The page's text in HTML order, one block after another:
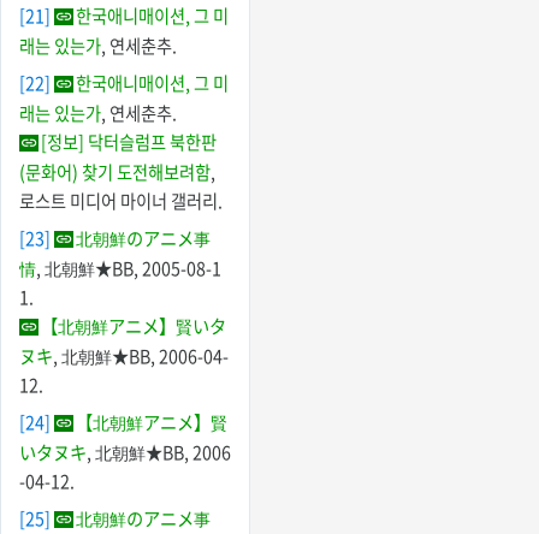
[21]
한국애니매이션, 그 미
래는 있는가, 연세춘추.
[22]
한국애니매이션, 그 미
래는 있는가, 연세춘추.
[정보] 닥터슬럼프 북한판
(문화어) 찾기 도전해보려함,
로스트 미디어 마이너 갤러리.
[23]
北朝鮮のアニメ事
情, 北朝鮮★BB, 2005-08-1
1.
【北朝鮮アニメ】賢いタ
ヌキ, 北朝鮮★BB, 2006-04-
12.
[24]
【北朝鮮アニメ】賢
いタヌキ, 北朝鮮★BB, 2006
-04-12.
[25]
北朝鮮のアニメ事